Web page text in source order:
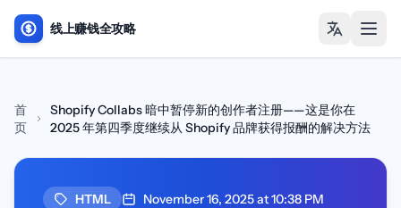
线上赚钱全攻略
打开
首
页
Shopify Collabs 暗中暂停新的创作者注册——这是你在
2025 年第四季度继续从 Shopify 品牌获得报酬的解决方法
HTML
November 16, 2025 at 10:38 PM